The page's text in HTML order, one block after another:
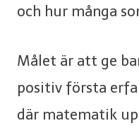
och hur många
Målet är att ge
positiv första
där matematik